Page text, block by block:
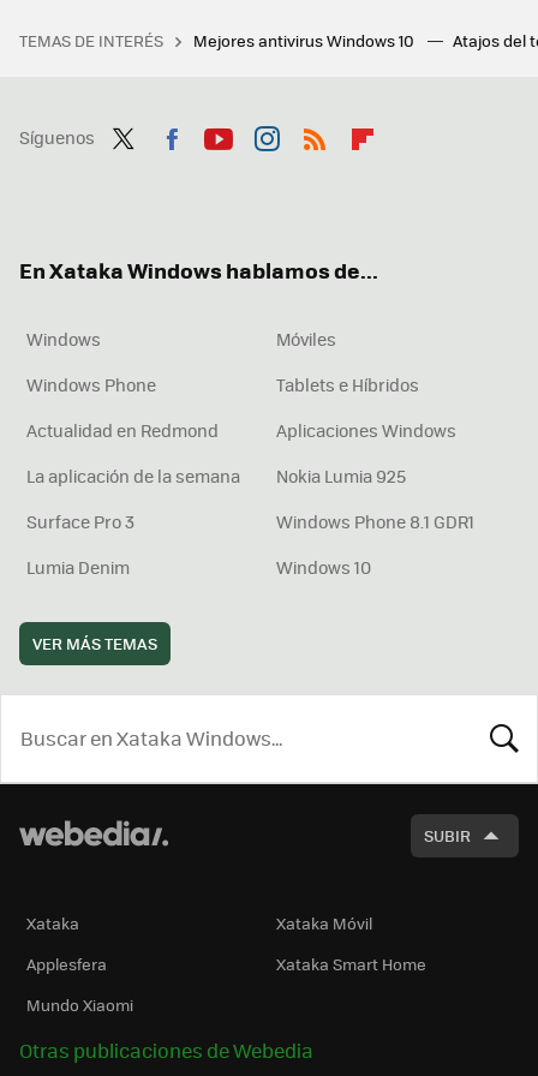
TEMAS DE INTERÉS Mejores antivirus Windows 10 Atajos del
Síguenos
En Xataka Windows hablamos de...
Windows
Móviles
Windows Phone
Tablets e Híbridos
Actualidad en Redmond
Aplicaciones Windows
La aplicación de la semana
Nokia Lumia 925
Surface Pro 3
Windows Phone 8.1 GDR1
Lumia Denim
Windows 10
VER MÁS TEMAS
SUBIR
Xataka
Xataka Móvil
Applesfera
Xataka Smart Home
Mundo Xiaomi
Otras publicaciones de Webedia